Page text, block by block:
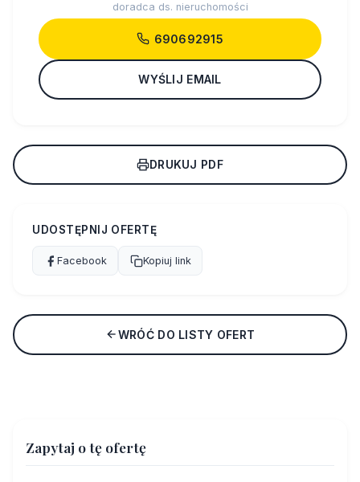
doradca ds. nieruchomości
690692915
WYŚLIJ EMAIL
DRUKUJ PDF
UDOSTĘPNIJ OFERTĘ
Facebook Kopiuj link
WRÓĆ DO LISTY OFERT
Zapytaj o tę ofertę